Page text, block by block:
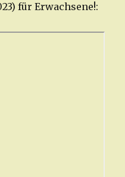
für Erwachsene!: